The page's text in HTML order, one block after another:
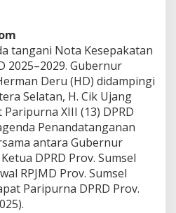
tangani Nota Kesepakatan
2025–2029. Gubernur
Deru (HD) didampingi
Selatan, H. Cik Ujang
XIII (13) DPRD
Penandatanganan
antara Gubernur
DPRD Prov. Sumsel
RPJMD Prov. Sumsel
Paripurna DPRD Prov.